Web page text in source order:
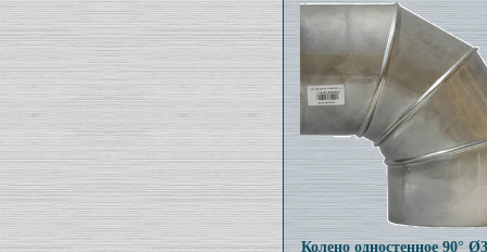
Колено одностенное 90°